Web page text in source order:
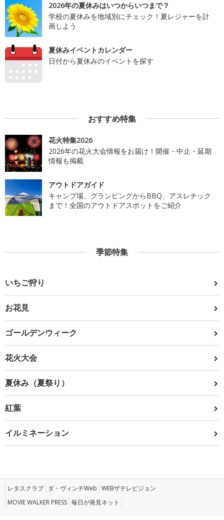
2026年の夏休みはいつからいつまで？
学校の夏休みを地域別にチェック！夏レジャーを計
画しよう
夏休みイベントカレンダー
日付から夏休みのイベントを探す
おすすめ特集
花火特集2026
2026年の花火大会情報をお届け！開催・中止・延期
情報も掲載
アウトドアガイド
キャンプ場、グランピングからBBQ、アスレチック
まで！全国のアウトドアスポットをご紹介
季節特集
いちご狩り
お花見
ゴールデンウィーク
花火大会
夏休み（夏祭り）
紅葉
イルミネーション
レタスクラブ ダ・ヴィンチWeb WEBザテレビジョン
MOVIE WALKER PRESS 毎日が発見ネット